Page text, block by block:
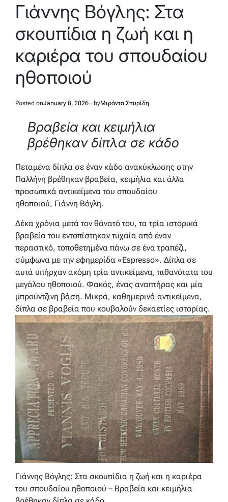
Γιάννης Βόγλης: Στα
σκουπίδια η ζωή και η
καριέρα του σπουδαίου
ηθοποιού
Posted onJanuary 8, 2026 byΜιράντα Σπυρίδη
Βραβεία και κειμήλια
βρέθηκαν δίπλα σε κάδο
Πεταμένα δίπλα σε έναν κάδο ανακύκλωσης στην
Παλλήνη βρέθηκαν βραβεία, κειμήλια και άλλα
προσωπικά αντικείμενα του σπουδαίου
ηθοποιού, Γιάννη Βόγλη.
Δέκα χρόνια μετά τον θάνατό του, τα τρία ιστορικά
βραβεία του εντοπίστηκαν τυχαία από έναν
περαστικό, τοποθετημένα πάνω σε ένα τραπέζι,
σύμφωνα με την εφημερίδα «Espresso». Δίπλα σε
αυτά υπήρχαν ακόμη τρία αντικείμενα, πιθανότατα του
μεγάλου ηθοποιού. Φακός, ένας αναπτήρας και μία
μπρούντζινη βάση. Μικρά, καθημερινά αντικείμενα,
δίπλα σε βραβεία που κουβαλούν δεκαετίες ιστορίας.
Γιάννης Βόγλης: Στα σκουπίδια η ζωή και η καριέρα
του σπουδαίου ηθοποιού – Βραβεία και κειμήλια